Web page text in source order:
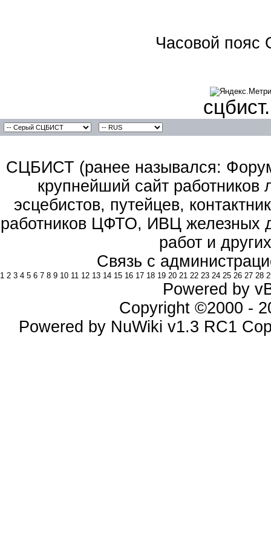
Часовой пояс
СЦБИСТ (ранее назывался:
крупнейший сайт работников
эсцебистов, путейцев,
работников ЦФТО, ИВЦ железных
работ и
Связь с
1 2 3 4 5 6 7 8 9 10 11 12 13 14 15 16 17 18 19 20 21 22 23 24 25 26 27 28
Powered by
Copyright ©2000 -
Powered by NuWiki v1.3 RC1